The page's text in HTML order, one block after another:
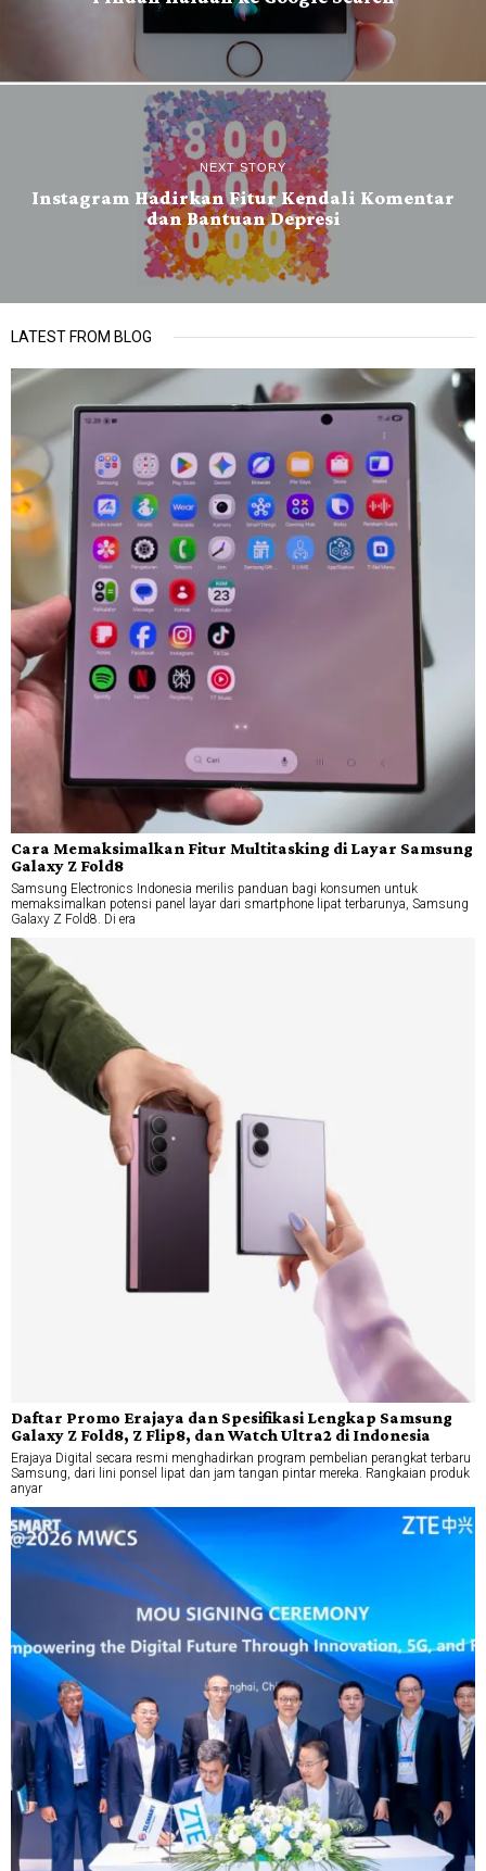
NEXT STORY
Instagram Hadirkan Fitur Kendali Komentar
dan Bantuan Depresi
LATEST FROM BLOG
Cara Memaksimalkan Fitur Multitasking di Layar Samsung
Galaxy Z Fold8
Samsung Electronics Indonesia merilis panduan bagi konsumen untuk
memaksimalkan potensi panel layar dari smartphone lipat terbarunya, Samsung
Galaxy Z Fold8. Di era
Daftar Promo Erajaya dan Spesifikasi Lengkap Samsung
Galaxy Z Fold8, Z Flip8, dan Watch Ultra2 di Indonesia
Erajaya Digital secara resmi menghadirkan program pembelian perangkat terbaru
Samsung, dari lini ponsel lipat dan jam tangan pintar mereka. Rangkaian produk
anyar